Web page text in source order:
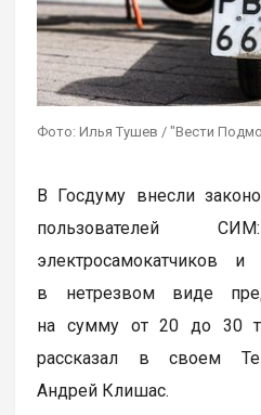
Фото: Илья Тушев / "Вести
В Госдуму внесли
пользователей
электросамокатчиков
в нетрезвом виде
на сумму от 20 до 30
рассказал в своем
Андрей Клишас.